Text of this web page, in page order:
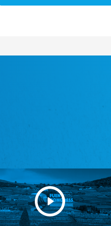
Domowina – Association of Lusatian Sorbs
Youth of European Nationalities (YEN)
Youth of European Nationalities (YEN)
Zentralrat der Jenischen in Deutschland
e.V.
Central Council of Yenish in Germany
Zentralrat Deutscher Sinti und Roma